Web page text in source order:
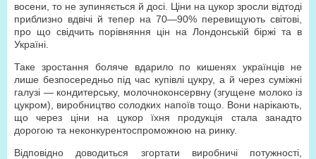
восени, то не зупиняється й досі. Ціни на цукор зросли відтоді
приблизно вдвічі й тепер на 70—90% перевищують світові,
про що свідчить порівняння цін на Лондонській біржі та в
Україні.
Таке зростання боляче вдарило по кишенях українців не
лише безпосередньо під час купівлі цукру, а й через суміжні
галузі — кондитерську, молочноконсервну (згущене молоко із
цукром), виробництво солодких напоїв тощо. Вони нарікають,
що через ціни на цукор їхня продукція стала занадто
дорогою та неконкурентоспроможною на ринку.
Відповідно доводиться згортати виробничі потужності,